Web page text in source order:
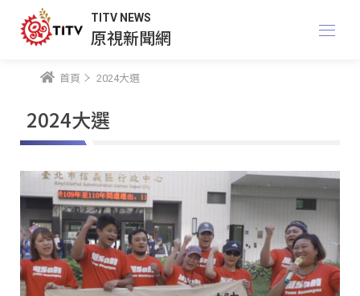
TITV NEWS
原視新聞網
首頁 2024大選
2024大選